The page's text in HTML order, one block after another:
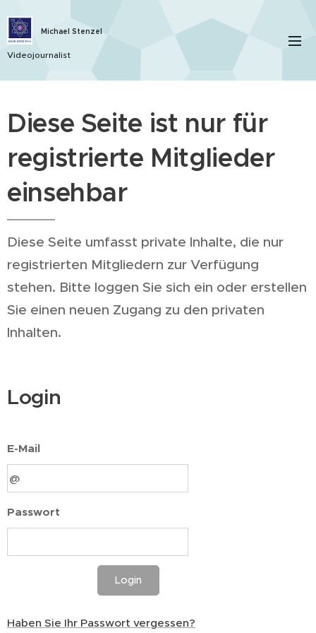
Michael Stenzel
Videojournalist
Diese Seite ist nur für
registrierte Mitglieder
einsehbar
Diese Seite umfasst private Inhalte, die nur
registrierten Mitgliedern zur Verfügung
stehen. Bitte loggen Sie sich ein oder erstellen
Sie einen neuen Zugang zu den privaten
Inhalten.
Login
E-Mail
Passwort
Login
Haben Sie Ihr Passwort vergessen?